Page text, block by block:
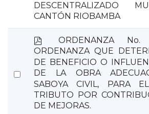
DESCENTRALIZADO
CANTÓN RIOBAMBA
Select
p
d
f
ORDENANZA
ORDENANZA QUE
DE BENEFICIO O
DE LA OBRA
SABOYA CIVIL, PARA
TRIBUTO POR
DE MEJORAS.